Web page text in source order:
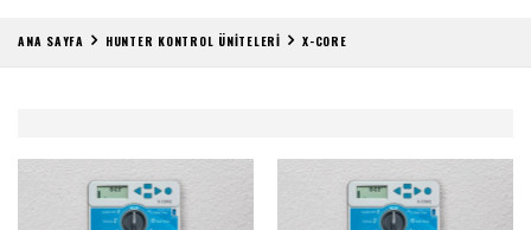
ANA SAYFA HUNTER KONTROL ÜNİTELERİ X-CORE